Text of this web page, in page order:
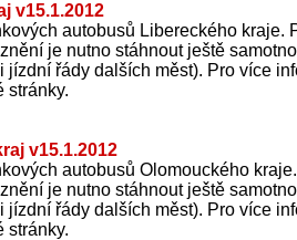
v15.1.2012
autobusů Libereckého kraje.
je nutno stáhnout ještě
jízdní řády dalších měst). Pro více
stránky.
v15.1.2012
autobusů Olomouckého
je nutno stáhnout ještě
jízdní řády dalších měst). Pro více
stránky.